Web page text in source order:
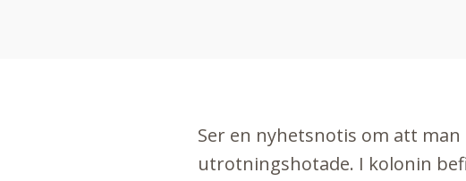
Ser en nyhetsnotis om att
utrotningshotade. I kolonin